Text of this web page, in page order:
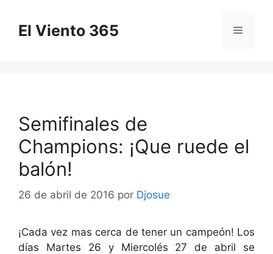
contenido
El Viento 365 Menú
Semifinales de
Champions: ¡Que ruede el
balón!
26 de abril de 2016 por Djosue
¡Cada vez mas cerca de tener un campeón! Los
días Martes 26 y Miercolés 27 de abril se